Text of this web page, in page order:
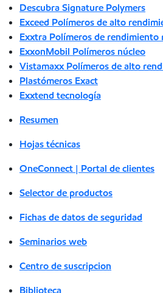
Descubra Signature Polymers
Exceed Polímeros de alto
Exxtra Polímeros de rendimiento
ExxonMobil Polímeros núcleo
Vistamaxx Polímeros de alto
Plastómeros Exact
Exxtend tecnología
Resumen
Hojas técnicas
OneConnect | Portal de clientes
Selector de productos
Fichas de datos de seguridad
Seminarios web
Centro de suscripcion
Biblioteca